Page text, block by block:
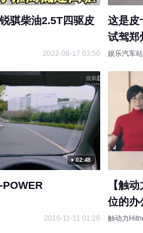
骐柴油2.5T四驱皮
2022-08-17 03:50
这是皮
试驾郑
娱乐汽车站
02:48
2016-11-11 01:26
【触
位的办
触动力